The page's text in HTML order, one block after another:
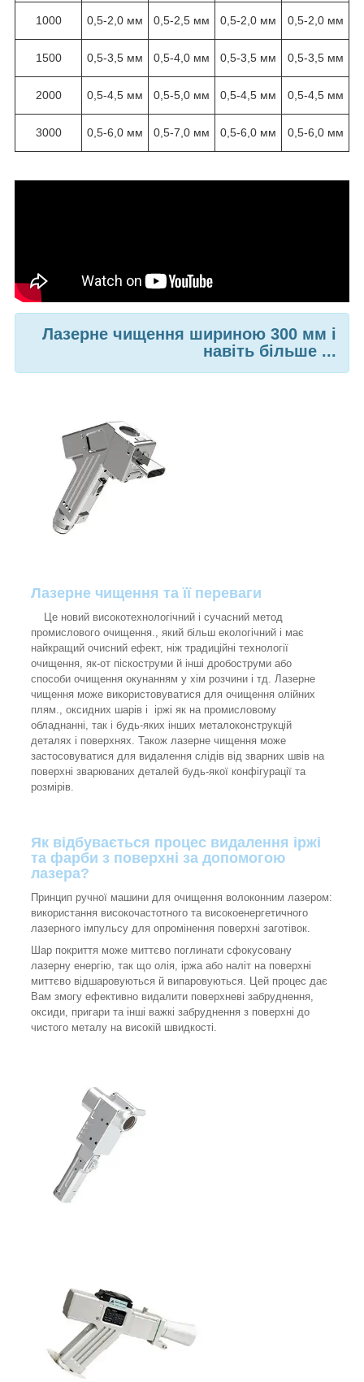
1000 0,5-2,0 мм 0,5-2,5 мм 0,5-2,0 мм 0,5-2,0 мм
1500 0,5-3,5 мм 0,5-4,0 мм 0,5-3,5 мм 0,5-3,5 мм
2000 0,5-4,5 мм 0,5-5,0 мм 0,5-4,5 мм 0,5-4,5 мм
3000 0,5-6,0 мм 0,5-7,0 мм 0,5-6,0 мм 0,5-6,0 мм
Лазерне чищення шириною 300 мм і
навіть більше ...
Лазерне чищення та її переваги
Це новий високотехнологічний і сучасний метод
промислового очищення., який більш екологічний і має
найкращий очисний ефект, ніж традиційні технології
очищення, як-от піскоструми й інші дробоструми або
способи очищення окунанням у хім розчини і тд. Лазерне
чищення може використовуватися для очищення олійних
плям., оксидних шарів і іржі як на промисловому
обладнанні, так і будь-яких інших металоконструкцій
деталях і поверхнях. Також лазерне чищення може
застосовуватися для видалення слідів від зварних швів на
поверхні зварюваних деталей будь-якої конфігурації та
розмірів.
Як відбувається процес видалення іржі
та фарби з поверхні за допомогою
лазера?
Принцип ручної машини для очищення волоконним лазером:
використання високочастотного та високоенергетичного
лазерного імпульсу для опромінення поверхні заготівок.
Шар покриття може миттєво поглинати сфокусовану
лазерну енергію, так що олія, іржа або наліт на поверхні
миттєво відшаровуються й випаровуються. Цей процес дає
Вам змогу ефективно видалити поверхневі забруднення,
оксиди, пригари та інші важкі забруднення з поверхні до
чистого металу на високій швидкості.